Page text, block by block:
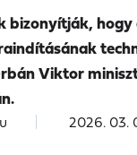
bizonyítják,
Viktor
2026. 03.